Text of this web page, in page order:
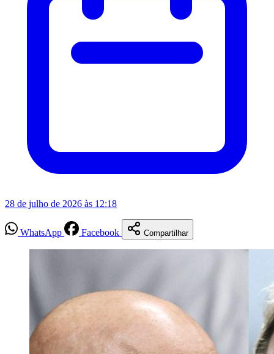
28 de julho de 2026 às 12:18
WhatsApp Facebook Compartilhar